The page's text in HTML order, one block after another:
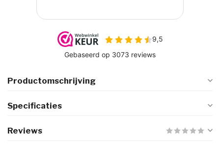
Productomschrijving
Specificaties
Reviews